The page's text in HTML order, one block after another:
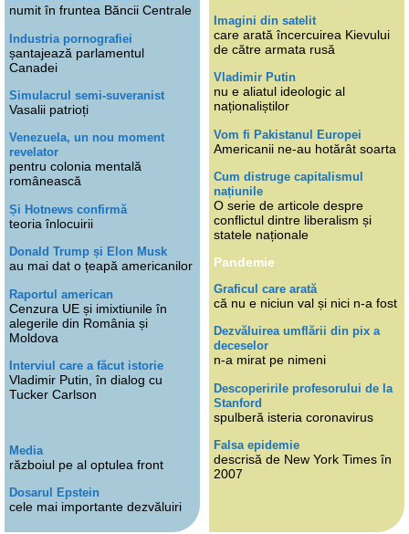
numit în fruntea Băncii Centrale
Industria pornografiei
șantajează parlamentul
Canadei
Simulacrul semi-suveranist
Vasalii patrioți
Venezuela, un nou moment
revelator
pentru colonia mentală
românească
Și Hotnews confirmă
teoria înlocuirii
Donald Trump și Elon Musk
au mai dat o țeapă americanilor
Raportul american
Cenzura UE și imixtiunile în
alegerile din România și
Moldova
Interviul care a făcut istorie
Vladimir Putin, în dialog cu
Tucker Carlson
Media
războiul pe al optulea front
Dosarul Epstein
cele mai importante dezvăluiri
Imagini din satelit
care arată încercuirea Kievului
de către armata rusă
Vladimir Putin
nu e aliatul ideologic al
naționaliștilor
Vom fi Pakistanul Europei
Americanii ne-au hotărât soarta
Cum distruge capitalismul
națiunile
O serie de articole despre
conflictul dintre liberalism și
statele naționale
Pandemie
Graficul care arată
că nu e niciun val și nici n-a fost
Dezvăluirea umflării din pix a
deceselor
n-a mirat pe nimeni
Descoperirile profesorului de la
Stanford
spulberă isteria coronavirus
Falsa epidemie
descrisă de New York Times în
2007